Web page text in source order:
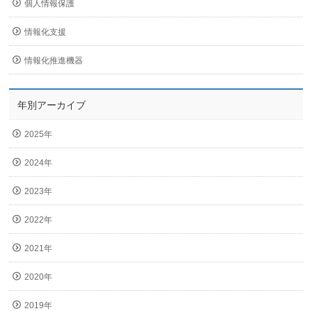
個人情報保護
情報化支援
情報化推進機器
年別アーカイブ
2025年
2024年
2023年
2022年
2021年
2020年
2019年